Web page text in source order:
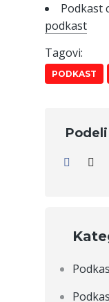
Podkast
podkast
Tagovi:
PODKAST
Podeli